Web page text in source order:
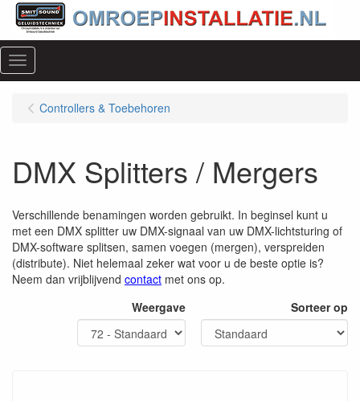
Menu
Controllers & Toebehoren
DMX Splitters / Mergers
Verschillende benamingen worden gebruikt. In beginsel kunt u
met een DMX splitter uw DMX-signaal van uw DMX-lichtsturing of
DMX-software splitsen, samen voegen (mergen), verspreiden
(distribute). Niet helemaal zeker wat voor u de beste optie is?
Neem dan vrijblijvend contact met ons op.
Weergave
Sorteer op